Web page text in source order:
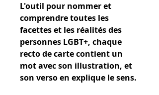
L'outil pour nommer et
comprendre toutes les
facettes et les réalités des
personnes LGBT+, chaque
recto de carte contient un
mot avec son illustration, et
son verso en explique le sens.